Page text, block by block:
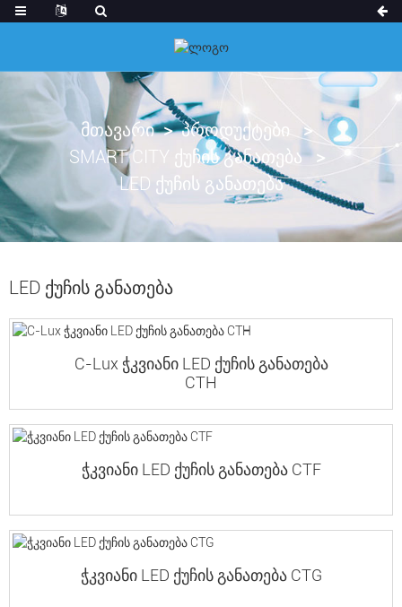
ᲛᲗᲐᲕᲐᲠᲘ
ᲞᲠᲝᲓᲣᲥᲢᲔᲑᲘ
SMART CITY ᲥᲣᲩᲘᲡ ᲒᲐᲜᲐᲗᲔᲑᲐ
LED ᲥᲣᲩᲘᲡ ᲒᲐᲜᲐᲗᲔᲑᲐ
LED ᲥᲣᲩᲘᲡ ᲒᲐᲜᲐᲗᲔᲑᲐ
C-Lux ჭკვიანი LED ქუჩის განათება
CTH
ჭკვიანი LED ქუჩის განათება CTF
ჭკვიანი LED ქუჩის განათება CTG